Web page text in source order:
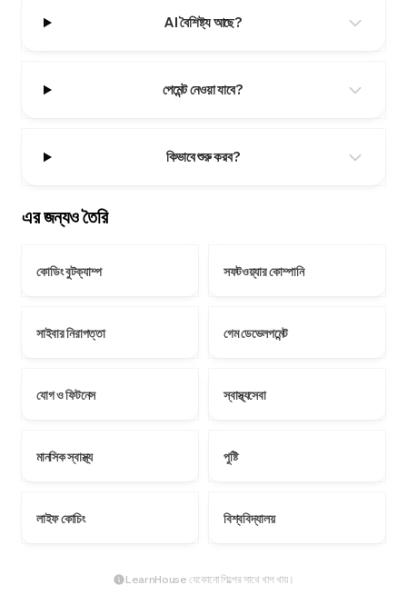
AI বৈশিষ্ট্য আছে?
পেমেন্ট নেওয়া যাবে?
কিভাবে শুরু করব?
এর জন্যও তৈরি
কোডিং বুটক্যাম্প সফটওয়্যার কোম্পানি
সাইবার নিরাপত্তা গেম ডেভেলপমেন্ট
যোগ ও ফিটনেস স্বাস্থ্যসেবা
মানসিক স্বাস্থ্য পুষ্টি
লাইফ কোচিং বিশ্ববিদ্যালয়
LearnHouse যেকোনো শিল্পের সাথে খাপ খায়।